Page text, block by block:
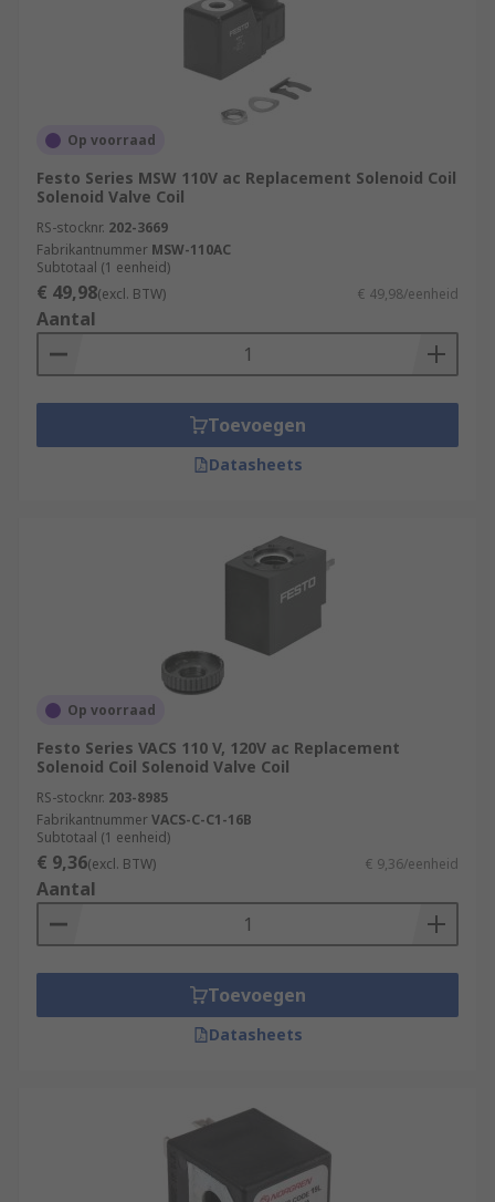
Op voorraad
Festo Series MSW 110V ac Replacement Solenoid Coil
Solenoid Valve Coil
RS-stocknr. 202-3669
Fabrikantnummer MSW-110AC
Subtotaal (1 eenheid)
€ 49,98(excl. BTW) € 49,98/eenheid
Aantal
Toevoegen
Datasheets
Op voorraad
Festo Series VACS 110 V, 120V ac Replacement
Solenoid Coil Solenoid Valve Coil
RS-stocknr. 203-8985
FabrikantnummerVACS-C-C1-16B
Subtotaal (1 eenheid)
€ 9,36(excl. BTW) € 9,36/eenheid
Aantal
Toevoegen
Datasheets